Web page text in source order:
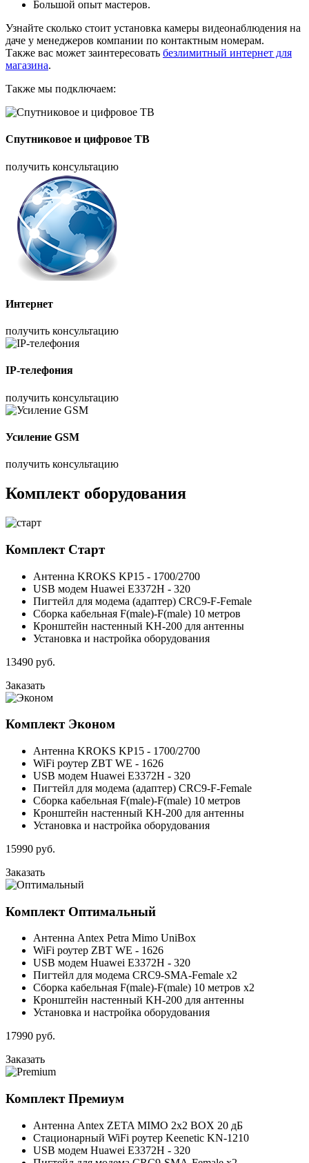
Большой опыт мастеров.
Узнайте сколько стоит установка камеры видеонаблюдения на
даче у менеджеров компании по контактным номерам.
Также вас может заинтересовать безлимитный интернет для
магазина.
Также мы подключаем:
Спутниковое и цифровое ТВ
получить консультацию
Интернет
получить консультацию
IP-телефония
получить консультацию
Усиление GSM
получить консультацию
Комплект оборудования
Комплект Старт
Антенна KROKS KP15 - 1700/2700
USB модем Huawei E3372H - 320
Пигтейл для модема (адаптер) CRC9-F-Female
Сборка кабельная F(male)-F(male) 10 метров
Кронштейн настенный KH-200 для антенны
Установка и настройка оборудования
13490 руб.
Заказать
Комплект Эконом
Антенна KROKS KP15 - 1700/2700
WiFi роутер ZBT WE - 1626
USB модем Huawei E3372H - 320
Пигтейл для модема (адаптер) CRC9-F-Female
Сборка кабельная F(male)-F(male) 10 метров
Кронштейн настенный KH-200 для антенны
Установка и настройка оборудования
15990 руб.
Заказать
Комплект Оптимальный
Антенна Antex Petra Mimo UniBox
WiFi роутер ZBT WE - 1626
USB модем Huawei E3372H - 320
Пигтейл для модема CRC9-SMA-Female x2
Сборка кабельная F(male)-F(male) 10 метров x2
Кронштейн настенный KH-200 для антенны
Установка и настройка оборудования
17990 руб.
Заказать
КомплектПремиум
Антенна Antex ZETA MIMO 2x2 BOX 20 дБ
Стационарный WiFi роутер Keenetic KN-1210
USB модем Huawei E3372H - 320